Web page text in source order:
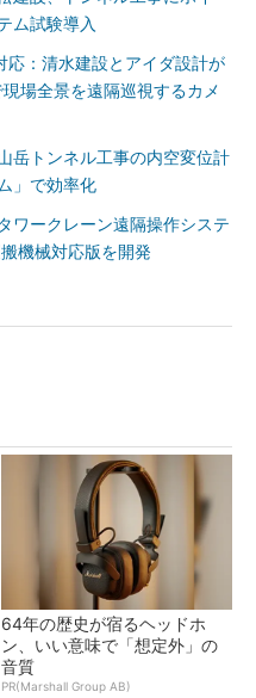
ム試験導入
応：清水建設とアイダ設計が
場全景を遠隔巡視するカメ
岳トンネル工事の内空変位計
」で効率化
ワークレーン遠隔操作システ
機械対応版を開発
64年の歴史が宿るヘッドホ
ン、いい意味で「想定外」の
音質
PR(Marshall Group AB)